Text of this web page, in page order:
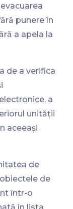
punere în
a apela la
de a verifica
a
unității
aceeași
de
de
într-o